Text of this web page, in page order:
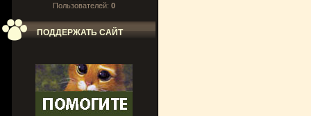
Пользователей: 0
ПОДДЕРЖАТЬ САЙТ